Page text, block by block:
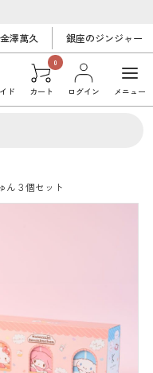
澤萬久 銀座のジンジャー
ド
0
カート ログイン メニュー
３個セット